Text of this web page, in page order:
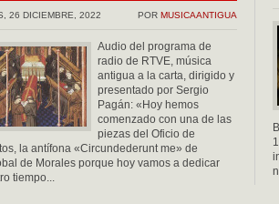
POR MUSICAANTIGUA
26 DICIEMBRE, 2022
Audio del programa de
radio de RTVE, música
antigua a la carta, dirigido y
presentado por Sergio
Pagán: «Hoy hemos
comenzado con una de las
piezas del Oficio de
la antífona «Circundederunt me» de
de Morales porque hoy vamos a dedicar
tiempo...